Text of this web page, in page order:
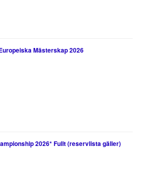
Mästerskap 2026
2026* Fullt (reservlista gäller)